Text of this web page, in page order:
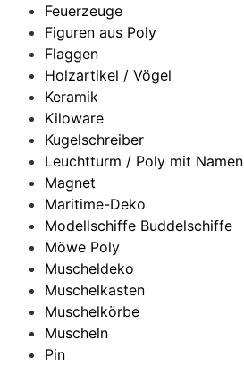
Feuerzeuge
Figuren aus Poly
Flaggen
Holzartikel / Vögel
Keramik
Kiloware
Kugelschreiber
Leuchtturm / Poly mit Namen
Magnet
Maritime-Deko
Modellschiffe Buddelschiffe
Möwe Poly
Muscheldeko
Muschelkasten
Muschelkörbe
Muscheln
Pin